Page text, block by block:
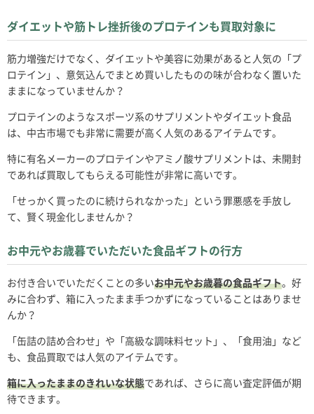
ダイエットや筋トレ挫折後のプロテインも買取対象に
筋力増強だけでなく、ダイエットや美容に効果があると人気の「プ
ロテイン」、意気込んでまとめ買いしたものの味が合わなく置いた
ままになっていませんか？
プロテインのようなスポーツ系のサプリメントやダイエット食品
は、中古市場でも非常に需要が高く人気のあるアイテムです。
特に有名メーカーのプロテインやアミノ酸サプリメントは、未開封
であれば買取してもらえる可能性が非常に高いです。
「せっかく買ったのに続けられなかった」という罪悪感を手放し
て、賢く現金化しませんか？
お中元やお歳暮でいただいた食品ギフトの行方
お付き合いでいただくことの多いお中元やお歳暮の食品ギフト。好
みに合わず、箱に入ったまま手つかずになっていることはありませ
んか？
「缶詰の詰め合わせ」や「高級な調味料セット」、「食用油」など
も、食品買取では人気のアイテムです。
箱に入ったままのきれいな状態であれば、さらに高い査定評価が期
待できます。